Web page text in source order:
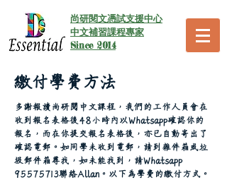
尚研閱文憑試支援中心
中文補習課程專家
Since 2014
繳付學費方法
多謝報讀尚研閱中文課程，我們的工作人員會在
收到報名表格後48小時內以Whatsapp確認你的
報名，而在你提交報名表格後，亦已自動寄出了
確認電郵。如同學未收到電郵，請到雜件箱或垃
圾郵件箱尋找，如未能找到，請Whatsapp
95575713聯絡Allan。以下為學費的繳付方式。